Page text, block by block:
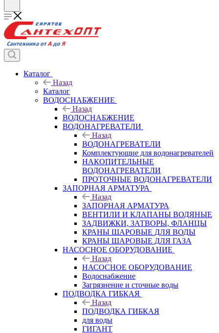
Каталог
Назад
Каталог
ВОДОСНАБЖЕНИЕ
Назад
ВОДОСНАБЖЕНИЕ
ВОДОНАГРЕВАТЕЛИ
Назад
ВОДОНАГРЕВАТЕЛИ
Комплектующие для водонагревателей
НАКОПИТЕЛЬНЫЕ
ВОДОНАГРЕВАТЕЛИ
ПРОТОЧНЫЕ ВОДОНАГРЕВАТЕЛИ
ЗАПОРНАЯ АРМАТУРА
Назад
ЗАПОРНАЯ АРМАТУРА
ВЕНТИЛИ И КЛАПАНЫ ВОДЯНЫЕ
ЗАДВИЖКИ, ЗАТВОРЫ, ФЛАНЦЫ
КРАНЫ ШАРОВЫЕ ДЛЯ ВОДЫ
КРАНЫ ШАРОВЫЕ ДЛЯ ГАЗА
НАСОСНОЕ ОБОРУДОВАНИЕ
Назад
НАСОСНОЕ ОБОРУДОВАНИЕ
Водоснабжение
Загрязнение и сточные воды
ПОДВОДКА ГИБКАЯ
Назад
ПОДВОДКА ГИБКАЯ
для воды
ГИГАНТ